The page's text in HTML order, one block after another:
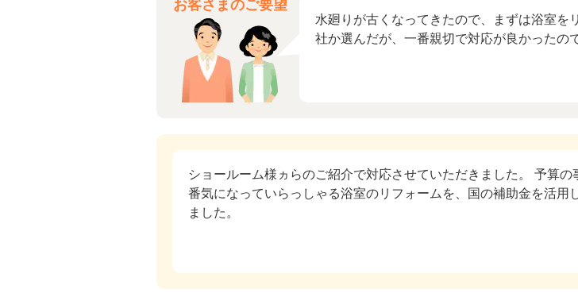
お客さまのご要望
水廻りが古くなってきたので、まずは浴室を
社か選んだが、一番親切で対応が良かったの
ショールーム様ヵらのご紹介で対応させていただきました。 予算
番気になっていらっしゃる浴室のリフォームを、国の補助金を活用
ました。